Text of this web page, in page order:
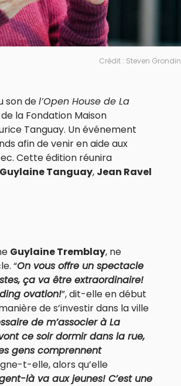
Crédit : Steven Grondin
son del’Open House de La
la Fondation Maison
Tanguay. Un événement
afin de venir en aide aux
Cette édition réunira
Guylaine Tanguay, Jean Ravel
Guylaine Tremblay, ne
“On vous offre un spectacle
ça va être extraordinaire!
ovation!”, dit-elle en début
de s’investir dans la ville
de m’associer à La
ce soir dormir dans la rue,
gens comprennent
t-elle, alors qu’elle
là va aux jeunes! C’est une